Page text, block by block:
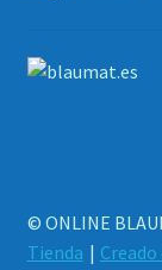
© ONLINE
Tienda